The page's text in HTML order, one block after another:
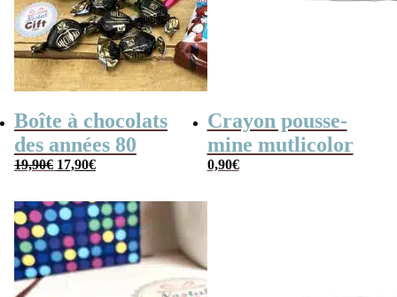
Boîte à chocolats
des années 80
19,90€ Le
était :
19,90€.
17,90€Le
est :
17,90€.
Crayon pousse-
mine mutlicolor
0,90€